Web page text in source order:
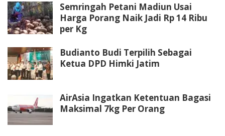
Semringah Petani Madiun Usai
Harga Porang Naik Jadi Rp 14 Ribu
per Kg
Budianto Budi Terpilih Sebagai
Ketua DPD Himki Jatim
AirAsia Ingatkan Ketentuan Bagasi
Maksimal 7kg Per Orang